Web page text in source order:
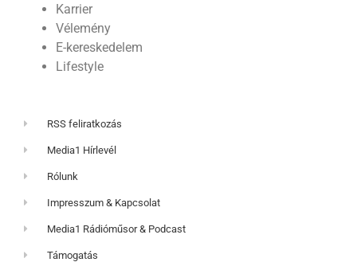
Karrier
Vélemény
E-kereskedelem
Lifestyle
RSS feliratkozás
Media1 Hírlevél
Rólunk
Impresszum & Kapcsolat
Media1 Rádióműsor & Podcast
Támogatás